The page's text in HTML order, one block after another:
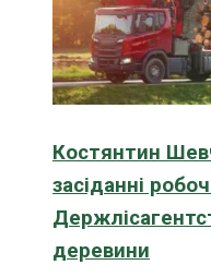
Костянтин
засіданні
деревини